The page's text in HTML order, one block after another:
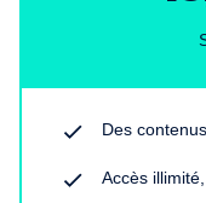
Des
Accès